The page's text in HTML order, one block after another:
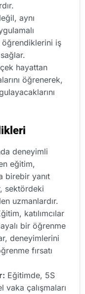
aynı
öğrendiklerini iş
hayattan
öğrenerek,
deneyimli
eğitim,
birebir yanıt
sektördeki
uzmanlardır.
katılımcılar
bir öğrenme
deneyimlerini
fırsatı
Eğitimde, 5S
vaka çalışmaları